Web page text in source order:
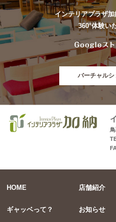
インテリアプラザ
360°体験い
バーチャル
HOME 店舗紹介
ギャッベって？ お知らせ